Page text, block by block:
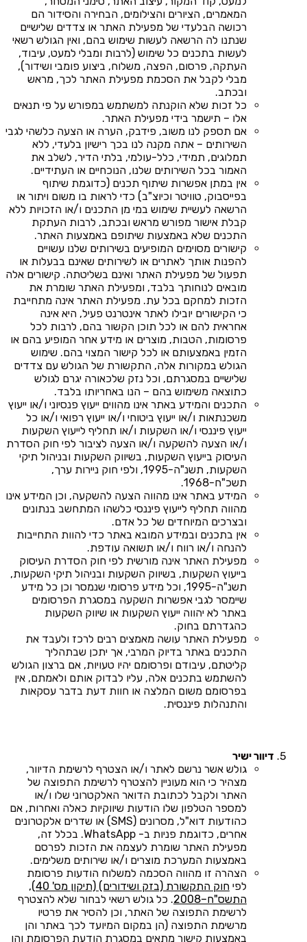
המאמרים, הציורים והצילומים, הבחירה והסידור הם
רכושה הבלעדי של מפעילת האתר או צדדים שלישיים
שנתנו לה הרשאה לעשות שימוש בהם, ואין הגולש רשאי
לעשות בתכנים כל שימוש (לרבות ומבלי למעט, עיבוד,
העתקה, פרסום, הפצה, משלוח, ביצוע פומבי ושידור),
מבלי לקבל את הסכמת מפעילת האתר לכך, מראש
ובכתב.
כל זכות שלא הוקנתה למשתמש במפורש על פי תנאים
אלו – תישמר בידי מפעילת האתר.
אם תספק לנו משוב, פידבק, הערה או הצעה כלשהי לגבי
השירותים – אתה מקנה לנו בכך רישיון בלעדי, ללא
תמלוגים, תמידי, כלל-עולמי, בלתי הדיר, לשלב את
האמור בכל השירותים שלנו, הנוכחיים או העתידיים.
אין במתן אפשרות שיתוף תכנים (כדוגמת שיתוף
בפייסבוק, טוויטר וכיוצ"ב) כדי לראות בו משום ויתור או
הרשאה לעשיית שימוש במי מן התכנים ו/או הזכויות ללא
קבלת אישור מפורש מראש ובכתב, לרבות העתקת
התכנים שלא באמצעות שיתופם באמצעות האתר.
קישורים מסוימים המופיעים בשירותים שלנו עשויים
להפנות אותך לאתרים או לשירותים שאינם בבעלות או
תפעול של מפעילת האתר ואינם בשליטתה. קישורים אלה
מובאים לנוחותך בלבד, ומפעילת האתר שומרת את
הזכות למחקם בכל עת. מפעילת האתר אינה מתחייבת
כי הקישורים יובילו לאתר אינטרנט פעיל, היא אינה
אחראית להם או לכל תוכן הקשור בהם, לרבות לכל
פרסומות, הטבות, מוצרים או מידע אחר המופיע בהם או
הזמין באמצעותם או לכל קישור המצוי בהם. שימוש
הגולש במקורות אלה, התקשורת של הגולש עם צדדים
שלישיים במסגרתם, וכל נזק שלכאורה יגרם לגולש
כתוצאה משימוש בהם – הנו באחריותו בלבד.
התכנים והמידע באתר אינו מהווים ייעוץ פנסיוני ו/או ייעוץ
משכנתאות ו/או ייעוץ ביטוחי ו/או ייעוץ רפואי ו/או כל
ייעוץ פיננסי ו/או השקעות ו/או תחליף לייעוץ השקעות
ו/או הצעה להשקעה ו/או הצעה לציבור לפי חוק הסדרת
העיסוק בייעוץ השקעות, בשיווק השקעות ובניהול תיקי
השקעות, תשנ"ה-1995, ולפי חוק ניירות ערך,
תשכ"ח-1968.
המידע באתר אינו מהווה הצעה להשקעה, וכן המידע אינו
מהווה תחליף לייעוץ פיננסי כלשהו המתחשב בנתונים
ובצרכים המיוחדים של כל אדם.
אין בתכנים ובמידע המובא באתר כדי להוות התחייבות
להנחה ו/או רווח ו/או תשואה עודפת.
מפעילת האתר אינה מורשית לפי חוק הסדרת העיסוק
בייעוץ השקעות, בשיווק השקעות ובניהול תיקי השקעות,
תשנ"ה-1995, וכל מידע פרסומי שנמסר וכן כל מידע
שיימסר לגבי אפשרות השקעה במסגרת הפרסומים
באתר לא יהווה ייעוץ השקעות או שיווק השקעות
כהגדרתם בחוק.
מפעילת האתר עושה מאמצים רבים לרכז ולעבד את
התכנים באתר בדיוק המרבי, אך יתכן שבתהליך
קליטתם, עיבודם ופרסומם יהיו טעויות, אם ברצון הגולש
להשתמש בתכנים אלה, עליו לבדוק אותם ולאמתם, אין
בפרסומם משום המלצה או חוות דעת בדבר עסקאות
והתנהלות פיננסית.
דיוור ישיר
גולש אשר נרשם לאתר ו/או הצטרף לרשימת הדיוור,
מצהיר כי הוא מעוניין להצטרף לרשימת התפוצה של
האתר ולקבל לכתובת הדואר האלקטרוני שלו ו/או
למספר הטלפון שלו הודעות שיווקיות כאלה ואחרות, אם
כהודעות דוא"ל, מסרונים (SMS) או שדרים אלקטרונים
אחרים, כדוגמת פניות ב- WhatsApp. בכלל זה,
מפעילת האתר שומרת לעצמה את הזכות לפרסם
באמצעות המערכת מוצרים ו/או שירותים משלימים.
הצהרה זו מהווה הסכמה למשלוח הודעות פרסומת
לפי
חוק התקשורת (בזק ושידורים) (תיקון מס' 40),
התשס"ח–2008
. כל גולש רשאי לבחור שלא להצטרף
לרשימת התפוצה של האתר, וכן להסיר את פרטיו
מרשימת התפוצה (הן במקום המיועד לכך באתר והן
באמצעות קישור מתאים במסגרת הודעת הפרסומת והן